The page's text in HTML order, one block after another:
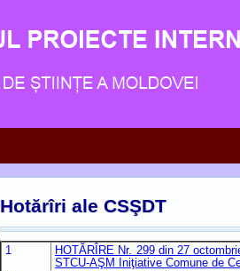
Hotărîri ale CSŞDT
1
HOTĂRÎRE Nr. 299 din 27
STCU-AŞM Iniţiative Comune de